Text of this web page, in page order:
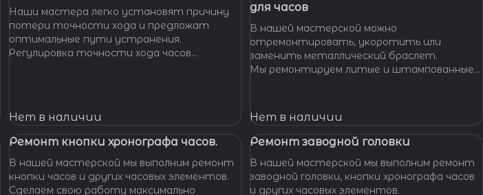
Наши мастера легко установят причину
потери точности хода и предложат
оптимальные пути устранения.
Регулировка точности хода часов
Нет в наличии
для часов
В нашей мастерской можно
отремонтировать, укоротить или
заменить металлический браслет.
Мы ремонтируем литые и штампованные
освежаем их внешний вид,
Нет в наличии
Ремонт кнопки хронографа часов.
В нашей мастерской мы выполним ремонт
кнопки часов и других часовых элементов.
Сделаем свою работу максимально
Ремонт заводной головки
В нашей мастерской мы выполним ремонт
заводной головки, кнопки хронографа часов
и других часовых элементов.